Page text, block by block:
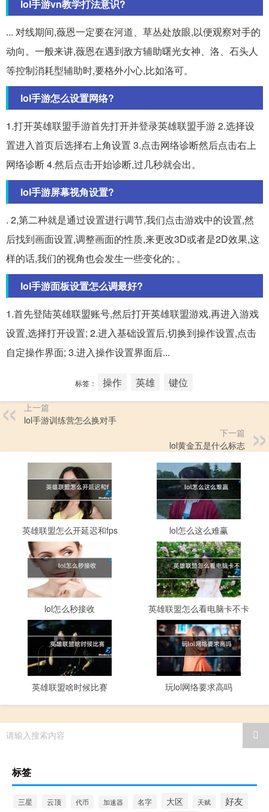
lol手游vn教学打法意识?
... 对线期间,薇恩一定要在河道、草丛处放眼,以便观察对手的
动向。一般来讲,薇恩在遇到敌方辅助曙光女神、洛、石头人
等控制消耗型辅助时,要格外小心,比如洛可。
lol手游怎么设置网络?
1.打开英雄联盟手游首先打开并登录英雄联盟手游 2.选择设
置进入首页后选择右上角设置 3.点击网络诊断然后点击右上
网络诊断 4.然后点击开始诊断,过几秒就会出。
lol手游屏幕视角设置?
. 2,第二种就是通过设置进行调节,我们点击游戏中的设置,然
后找到画面设置,调整画面的性质,来更改3D或者是2D效果,这
样的话,我们的视角也会发生一些变化的; 。
lol手游面板设置怎么调最好?
1.首先登陆英雄联盟账号,然后打开英雄联盟游戏,再进入游戏
设置,选择打开设置; 2.进入基础设置后,切换到操作设置,点击
自定操作界面; 3.进入操作设置界面后...
标签： 操作 英雄 键位
上一篇
lol手游训练营怎么换对手
下一篇
lol黄金五是什么标志
英雄联盟怎么开延迟和fps lol怎么这么难赢
lol怎么秒接收 英雄联盟怎么看电脑卡不卡
英雄联盟啥时候比赛 玩lol网络要求高吗
请输入搜索内容
标签
三星 云顶 代币 加速器 名字 大区 天赋 好友